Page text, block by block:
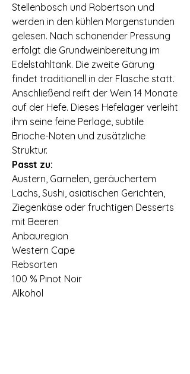
Stellenbosch und Robertson und
werden in den kühlen Morgenstunden
gelesen. Nach schonender Pressung
erfolgt die Grundweinbereitung im
Edelstahltank. Die zweite Gärung
findet traditionell in der Flasche statt.
Anschließend reift der Wein 14 Monate
auf der Hefe. Dieses Hefelager verleiht
ihm seine feine Perlage, subtile
Brioche-Noten und zusätzliche
Struktur.
Passt zu:
Austern, Garnelen, geräuchertem
Lachs, Sushi, asiatischen Gerichten,
Ziegenkäse oder fruchtigen Desserts
mit Beeren
Anbauregion
Western Cape
Rebsorten
100 % Pinot Noir
Alkohol